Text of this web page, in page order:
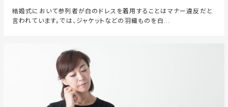
結婚式において参列者が白のドレスを着用することはマナー違反だと
言われています。では、ジャケットなどの羽織ものを白...